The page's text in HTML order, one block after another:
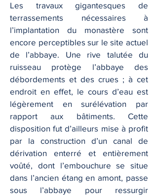
Les travaux gigantesques de
terrassements nécessaires à
l’implantation du monastère sont
encore perceptibles sur le site actuel
de l’abbaye. Une rive talutée du
ruisseau protège l’abbaye des
débordements et des crues ; à cet
endroit en effet, le cours d’eau est
légèrement en surélévation par
rapport aux bâtiments. Cette
disposition fut d’ailleurs mise à profit
par la construction d’un canal de
dérivation enterré et entièrement
voûté, dont l’embouchure se situe
dans l’ancien étang en amont, passe
sous l’abbaye pour ressurgir